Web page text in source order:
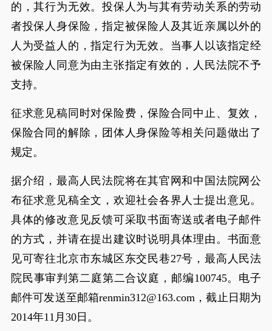
的，其行为无效。投保人为与其有劳动关系的劳动
者投保人身保险，指定被保险人及其近亲属以外的
人为受益人的，指定行为无效。当事人以该指定经
被保险人同意为由主张指定有效的，人民法院不予
支持。
征求意见稿同时对保险费，保险合同中止、复效，
保险合同的解除，团体人身保险等相关问题做出了
规定。
据介绍，最高人民法院将在其官网和中国法院网公
布征求意见稿全文，欢迎社会各界人士提出意见。
具体的修改意见反馈可采取书面寄送或者电子邮件
的方式，并请在提出建议时说明具体理由。书面意
见可寄往北京市东城区东交民巷27号，最高人民法
院民事审判第二庭第二合议庭，邮编100745。电子
邮件可发送至邮箱renmin312@163.com，截止日期为
2014年11月30日。